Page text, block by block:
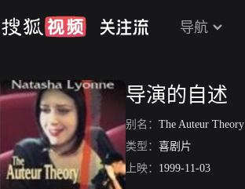
导航
导演的自述
别名： The Auteur Theory
类型： 喜剧片
上映： 1999-11-03